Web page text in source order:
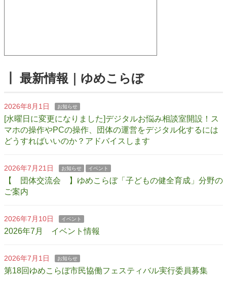
┃ 最新情報｜ゆめこらぼ
2026年8月1日 お知らせ
[水曜日に変更になりました]デジタルお悩み相談室開設！ス
マホの操作やPCの操作、団体の運営をデジタル化するには
どうすればいいのか？アドバイスします
2026年7月21日 お知らせ イベント
【 団体交流会 】ゆめこらぼ「子どもの健全育成」分野の
ご案内
2026年7月10日 イベント
2026年7月 イベント情報
2026年7月1日 お知らせ
第18回ゆめこらぼ市民協働フェスティバル実行委員募集